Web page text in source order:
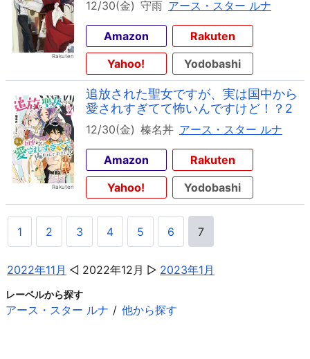
12/30(金) 守雨 アース・スター ルナ
Amazon
Rakuten
Yahoo!
Yodobashi
追放された聖女ですが、実は国中から
愛されすぎてて怖いんですけど！？2
12/30(金) 榛名丼 アース・スター ルナ
Amazon
Rakuten
Yahoo!
Yodobashi
1 2 3 4 5 6 7
2022年11月 2022年12月 2023年1月
レーベルから探す
アース・スター ルナ 他から探す